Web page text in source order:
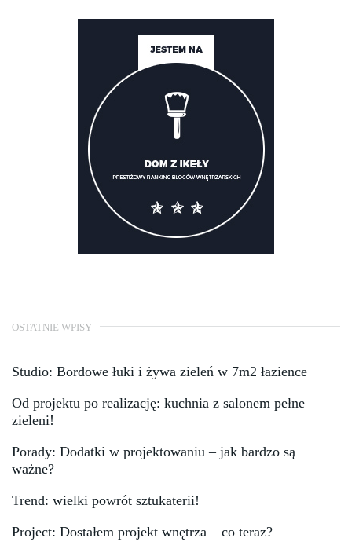
OSTATNIE WPISY
Studio: Bordowe łuki i żywa zieleń w 7m2 łazience
Od projektu po realizację: kuchnia z salonem pełne
zieleni!
Porady: Dodatki w projektowaniu – jak bardzo są
ważne?
Trend: wielki powrót sztukaterii!
Project: Dostałem projekt wnętrza – co teraz?